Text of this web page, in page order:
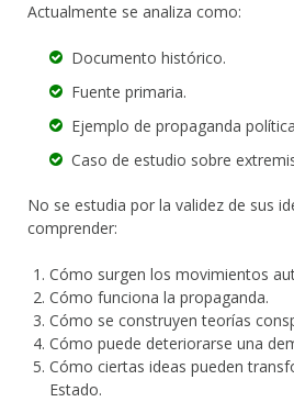
Actualmente se analiza como:
Documento histórico.
Fuente primaria.
Ejemplo de propaganda
Caso de estudio sobre
No se estudia por la validez de sus
comprender:
Cómo surgen los movimientos
Cómo funciona la propaganda.
Cómo se construyen teorías
Cómo puede deteriorarse una
Cómo ciertas ideas pueden
Estado.